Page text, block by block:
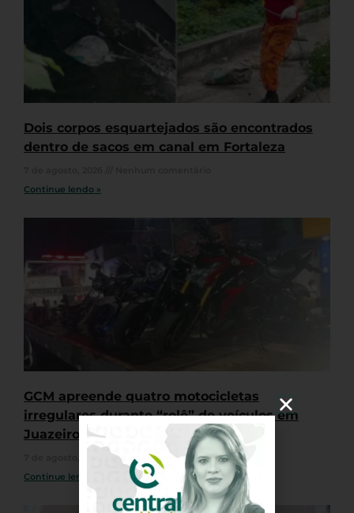
Dois corpos esquartejados são encontrados
dentro de sacos em canal em Fortaleza
Continue lendo »
GCM apreende quatro motocicletas
irregulares durante “rolê” de veículos em
Juazeiro do Norte
Nenhum comentário
Continue lendo »